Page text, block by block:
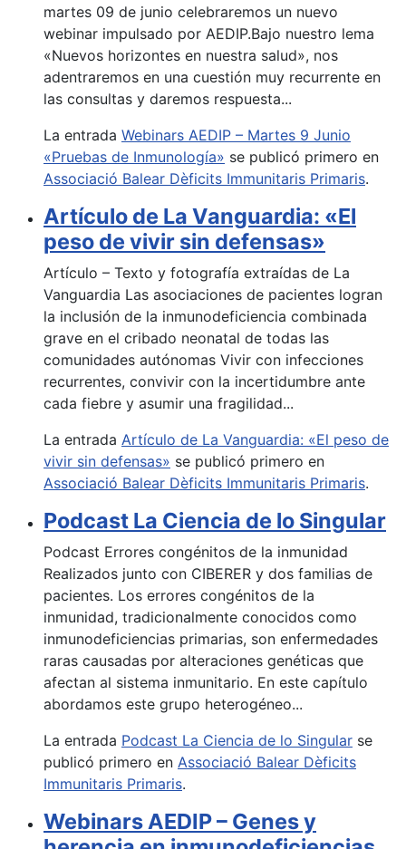
martes 09 de junio celebraremos un nuevo
webinar impulsado por AEDIP.Bajo nuestro lema
«Nuevos horizontes en nuestra salud», nos
adentraremos en una cuestión muy recurrente en
las consultas y daremos respuesta...
La entrada Webinars AEDIP – Martes 9 Junio
«Pruebas de Inmunología» se publicó primero en
Associació Balear Dèficits Immunitaris Primaris.
Artículo de La Vanguardia: «El
peso de vivir sin defensas»
Artículo – Texto y fotografía extraídas de La
Vanguardia Las asociaciones de pacientes logran
la inclusión de la inmunodeficiencia combinada
grave en el cribado neonatal de todas las
comunidades autónomas Vivir con infecciones
recurrentes, convivir con la incertidumbre ante
cada fiebre y asumir una fragilidad...
La entrada Artículo de La Vanguardia: «El peso de
vivir sin defensas» se publicó primero en
Associació Balear Dèficits Immunitaris Primaris.
Podcast La Ciencia de lo Singular
Podcast Errores congénitos de la inmunidad
Realizados junto con CIBERER y dos familias de
pacientes. Los errores congénitos de la
inmunidad, tradicionalmente conocidos como
inmunodeficiencias primarias, son enfermedades
raras causadas por alteraciones genéticas que
afectan al sistema inmunitario. En este capítulo
abordamos este grupo heterogéneo...
La entrada Podcast La Ciencia de lo Singular se
publicó primero en Associació Balear Dèficits
Immunitaris Primaris.
Webinars AEDIP – Genes y